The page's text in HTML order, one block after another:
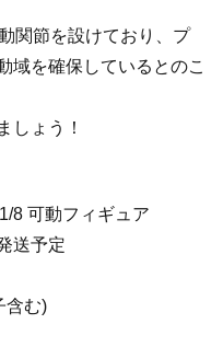
関節を設けており、プ
域を確保しているとのこ
しょう！
8 可動フィギュア
送予定
含む)